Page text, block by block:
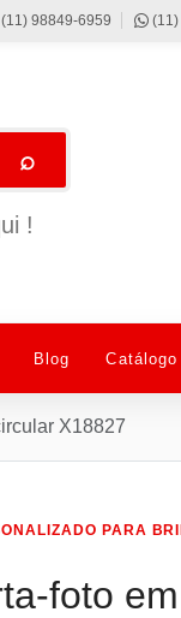
(11) 98849-6959
⌕
!
Blog
X18827
PARA
foto